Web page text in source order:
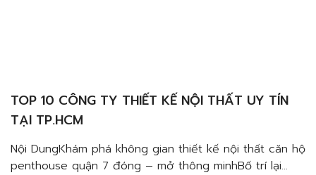
TOP 10 CÔNG TY THIẾT KẾ NỘI THẤT UY TÍN
TẠI TP.HCM
Nội DungKhám phá không gian thiết kế nội thất căn hộ
penthouse quận 7 đóng – mở thông minhBố trí lại